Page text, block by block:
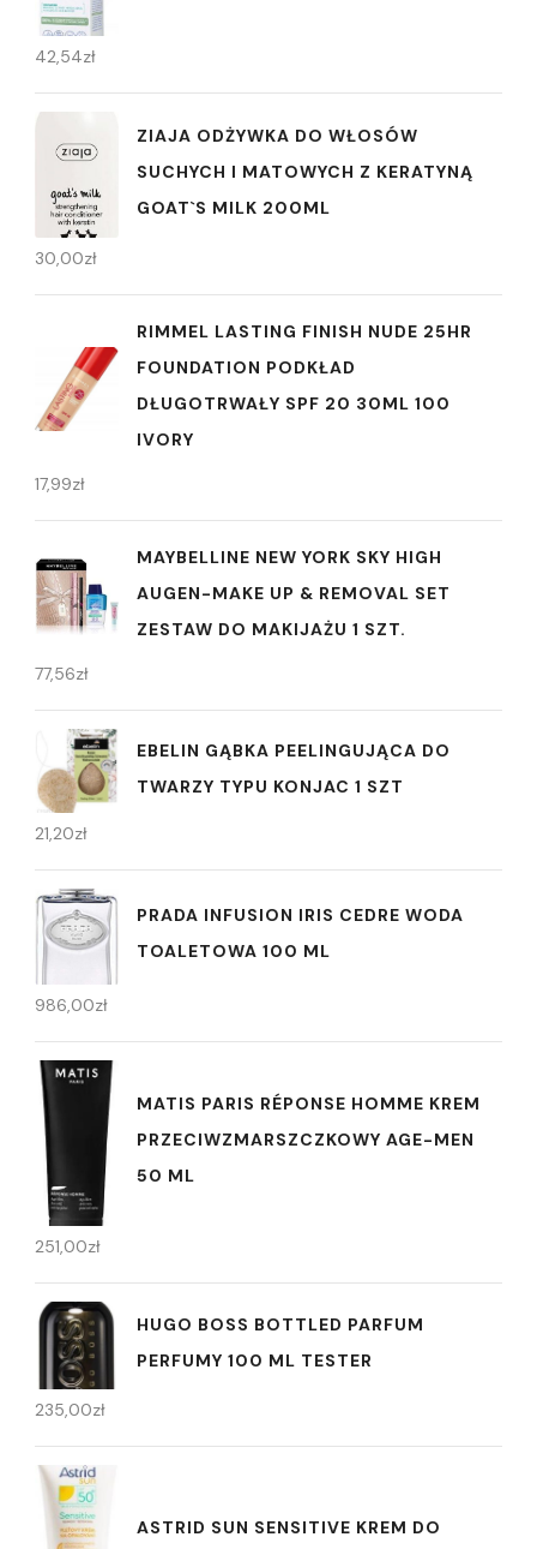
42,54zł
ZIAJA ODŻYWKA DO WŁOSÓW
SUCHYCH I MATOWYCH Z KERATYNĄ
GOAT`S MILK 200ML
30,00zł
RIMMEL LASTING FINISH NUDE 25HR
FOUNDATION PODKŁAD
DŁUGOTRWAŁY SPF 20 30ML 100
IVORY
17,99zł
MAYBELLINE NEW YORK SKY HIGH
AUGEN-MAKE UP & REMOVAL SET
ZESTAW DO MAKIJAŻU 1 SZT.
77,56zł
EBELIN GĄBKA PEELINGUJĄCA DO
TWARZY TYPU KONJAC 1 SZT
21,20zł
PRADA INFUSION IRIS CEDRE WODA
TOALETOWA 100 ML
986,00zł
MATIS PARIS RÉPONSE HOMME KREM
PRZECIWZMARSZCZKOWY AGE-MEN
50 ML
251,00zł
HUGO BOSS BOTTLED PARFUM
PERFUMY 100 ML TESTER
235,00zł
ASTRID SUN SENSITIVE KREM DO